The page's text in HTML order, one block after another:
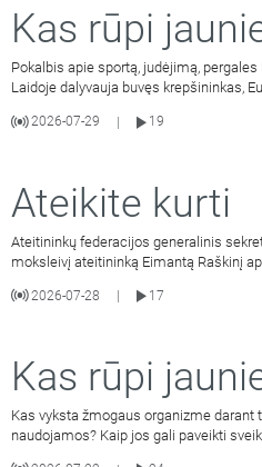
Kas rūpi
Pokalbis apie sportą, judėjimą,
Laidoje dalyvauja buvęs krepšininkas,
2026-07-29
19
Ateikite kurti
Ateitininkų federacijos generalinis
moksleivį ateitininką Eimantą Raškinį
2026-07-28
17
Kas rūpi
Kas vyksta žmogaus organizme darant
naudojamos? Kaip jos gali paveikti